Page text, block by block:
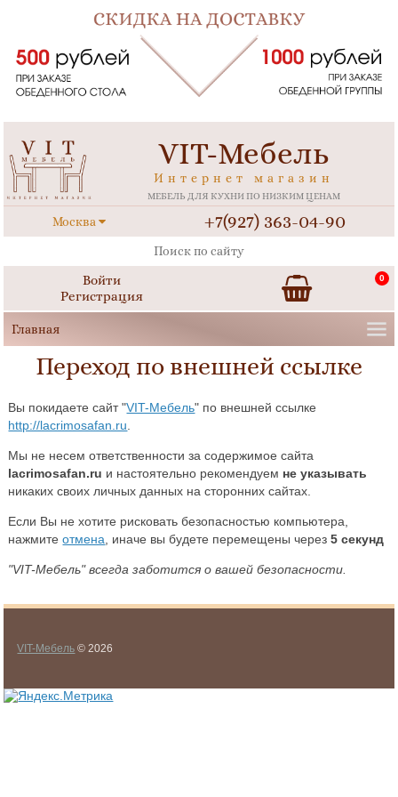
VIT-Мебель
Интернет магазин
МЕБЕЛЬ ДЛЯ КУХНИ ПО НИЗКИМ ЦЕНАМ
Москва +7(927) 363-04-90
Войти
Регистрация
0
Переход по внешней ссылке
Вы покидаете сайт "VIT-Мебель" по внешней ссылке
http://lacrimosafan.ru
Мы не несем ответственности за содержимое сайта
lacrimosafan.ru и настоятельно рекомендуем не указывать
никаких своих личных данных на сторонних сайтах.
Если Вы не хотите рисковать безопасностью компьютера,
нажмитеотмена , иначе вы будете перемещены через5 секунд
"VIT-Мебель" всегда заботится о вашей безопасности.
VIT-Мебель © 2026